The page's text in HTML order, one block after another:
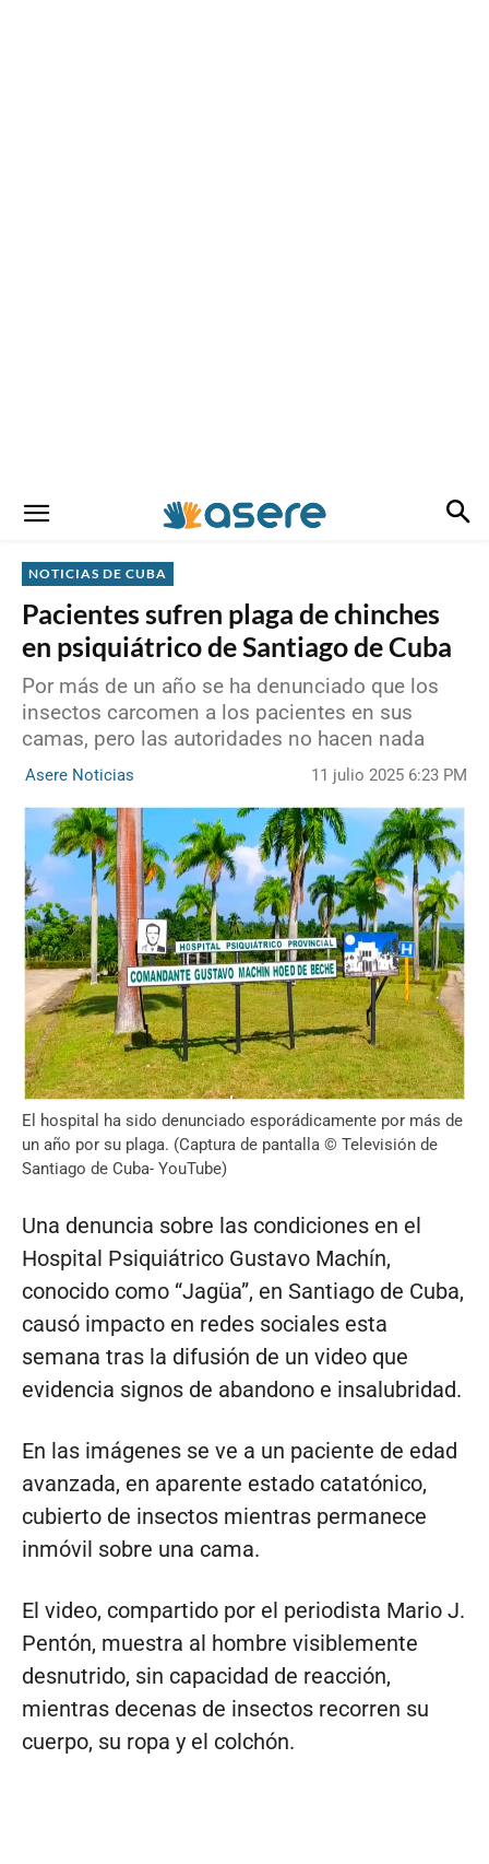
NOTICIAS DE CUBA
Pacientes sufren plaga de chinches
en psiquiátrico de Santiago de Cuba
Por más de un año se ha denunciado que los
insectos carcomen a los pacientes en sus
camas, pero las autoridades no hacen nada
Asere Noticias 11 julio 2025 6:23 PM
El hospital ha sido denunciado esporádicamente por más de
un año por su plaga. (Captura de pantalla © Televisión de
Santiago de Cuba- YouTube)
Una denuncia sobre las condiciones en el
Hospital Psiquiátrico Gustavo Machín,
conocido como “Jagüa”, en Santiago de Cuba,
causó impacto en redes sociales esta
semana tras la difusión de un video que
evidencia signos de abandono e insalubridad.
En las imágenes se ve a un paciente de edad
avanzada, en aparente estado catatónico,
cubierto de insectos mientras permanece
inmóvil sobre una cama.
El video, compartido por el periodista Mario J.
Pentón, muestra al hombre visiblemente
desnutrido, sin capacidad de reacción,
mientras decenas de insectos recorren su
cuerpo, su ropa y el colchón.